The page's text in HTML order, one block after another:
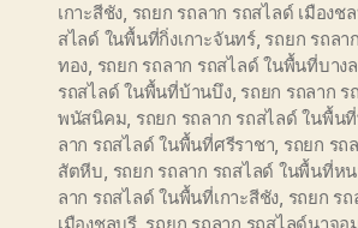
เกาะสีชัง, รถยก รถลาก รถสไลด์ เมืองช
สไลด์ ในพื้นที่กิ่งเกาะจันทร์, รถยก รถล
ทอง, รถยก รถลาก รถสไลด์ ในพื้นที่บาง
รถสไลด์ ในพื้นที่บ้านบึง, รถยก รถลาก
พนัสนิคม, รถยก รถลาก รถสไลด์ ในพื้น
ลาก รถสไลด์ ในพื้นที่ศรีราชา, รถยก รถ
สัตหีบ, รถยก รถลาก รถสไลด์ ในพื้นที่ห
ลาก รถสไลด์ ในพื้นที่เกาะสีชัง, รถยก ร